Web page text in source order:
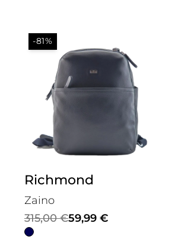
-81%
Richmond
Zaino
315,00€
Il
prezzo
59,99 €
Il
prezzo